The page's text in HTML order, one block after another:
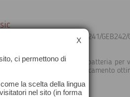
GEB221/GEB222/GEB241/
per il caricamento di una batteria per
delle batterie per un caricamento
X
ci permettono di
la scelta della lingua
nel sito (in forma